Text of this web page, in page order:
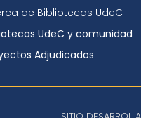
de Bibliotecas UdeC
UdeC y comunidad
Adjudicados